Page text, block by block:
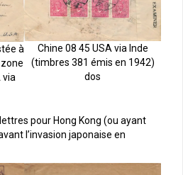
à
via
Chine 08 45 USA via Inde
(timbres 381 émis en 1942)
dos
pour Hong Kong (ou ayant
l’invasion japonaise en